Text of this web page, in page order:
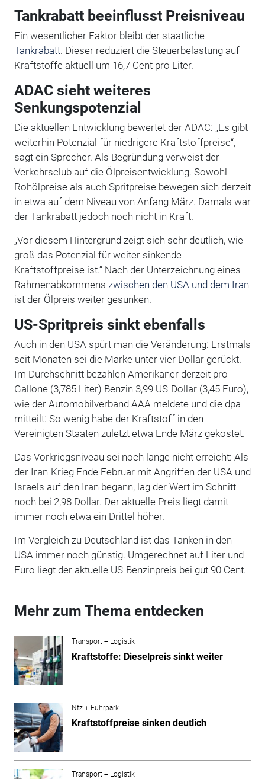
Tankrabatt beeinflusst Preisniveau
Ein wesentlicher Faktor bleibt der staatliche
Tankrabatt. Dieser reduziert die Steuerbelastung auf
Kraftstoffe aktuell um 16,7 Cent pro Liter.
ADAC sieht weiteres
Senkungspotenzial
Die aktuellen Entwicklung bewertet der ADAC: „Es gibt
weiterhin Potenzial für niedrigere Kraftstoffpreise“,
sagt ein Sprecher. Als Begründung verweist der
Verkehrsclub auf die Ölpreisentwicklung. Sowohl
Rohölpreise als auch Spritpreise bewegen sich derzeit
in etwa auf dem Niveau von Anfang März. Damals war
der Tankrabatt jedoch noch nicht in Kraft.
„Vor diesem Hintergrund zeigt sich sehr deutlich, wie
groß das Potenzial für weiter sinkende
Kraftstoffpreise ist.“ Nach der Unterzeichnung eines
Rahmenabkommens zwischen den USA und dem Iran
ist der Ölpreis weiter gesunken.
US-Spritpreis sinkt ebenfalls
Auch in den USA spürt man die Veränderung: Erstmals
seit Monaten sei die Marke unter vier Dollar gerückt.
Im Durchschnitt bezahlen Amerikaner derzeit pro
Gallone (3,785 Liter) Benzin 3,99 US-Dollar (3,45 Euro),
wie der Automobilverband AAA meldete und die dpa
mitteilt: So wenig habe der Kraftstoff in den
Vereinigten Staaten zuletzt etwa Ende März gekostet.
Das Vorkriegsniveau sei noch lange nicht erreicht: Als
der Iran-Krieg Ende Februar mit Angriffen der USA und
Israels auf den Iran begann, lag der Wert im Schnitt
noch bei 2,98 Dollar. Der aktuelle Preis liegt damit
immer noch etwa ein Drittel höher.
Im Vergleich zu Deutschland ist das Tanken in den
USA immer noch günstig. Umgerechnet auf Liter und
Euro liegt der aktuelle US-Benzinpreis bei gut 90 Cent.
Mehr zum Thema entdecken
Transport + Logistik
Kraftstoffe: Dieselpreis sinkt weiter
Nfz + Fuhrpark
Kraftstoffpreise sinken deutlich
Transport + Logistik